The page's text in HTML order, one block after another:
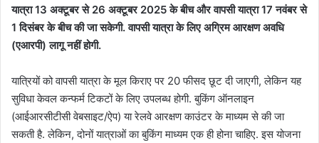
यात्रा 13 अक्टूबर से 26 अक्टूबर 2025 के बीच और वापसी यात्रा 17 नवंबर से
1 दिसंबर के बीच की जा सकेगी. वापसी यात्रा के लिए अग्रिम आरक्षण अवधि
(एआरपी) लागू नहीं होगी.
यात्रियों को वापसी यात्रा के मूल किराए पर 20 फीसद छूट दी जाएगी, लेकिन यह
सुविधा केवल कन्फर्म टिकटों के लिए उपलब्ध होगी. बुकिंग ऑनलाइन
(आईआरसीटीसी वेबसाइट/ऐप) या रेलवे आरक्षण काउंटर के माध्यम से की जा
सकती है. लेकिन, दोनों यात्राओं का बुकिंग माध्यम एक ही होना चाहिए. इस योजना